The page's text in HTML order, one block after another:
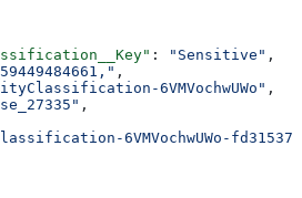
: "Sensitive" ,
,
6VMVochwUWo" ,
,
6VMVochwUWo-